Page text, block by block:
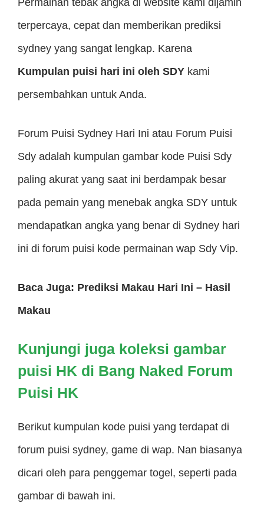
Permainan tebak angka di website kami dijamin
terpercaya, cepat dan memberikan prediksi
sydney yang sangat lengkap. Karena
Kumpulan puisi hari ini oleh SDY kami
persembahkan untuk Anda.
Forum Puisi Sydney Hari Ini atau Forum Puisi
Sdy adalah kumpulan gambar kode Puisi Sdy
paling akurat yang saat ini berdampak besar
pada pemain yang menebak angka SDY untuk
mendapatkan angka yang benar di Sydney hari
ini di forum puisi kode permainan wap Sdy Vip.
Baca Juga: Prediksi Makau Hari Ini – Hasil
Makau
Kunjungi juga koleksi gambar
puisi HK di Bang Naked Forum
Puisi HK
Berikut kumpulan kode puisi yang terdapat di
forum puisi sydney, game di wap. Nan biasanya
dicari oleh para penggemar togel, seperti pada
gambar di bawah ini.